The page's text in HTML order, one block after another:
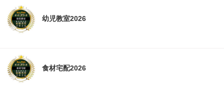
幼児教室2026
食材宅配2026